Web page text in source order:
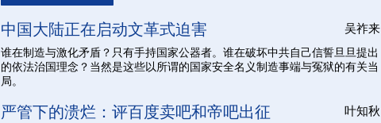
吴祚来
中国大陆正在启动文革式迫害
谁在制造与激化矛盾？只有手持国家公器者。谁在破坏中共自己信誓旦旦提出
的依法治国理念？当然是这些以所谓的国家安全名义制造事端与冤狱的有关当
局。
叶知秋
严管下的溃烂：评百度卖吧和帝吧出征